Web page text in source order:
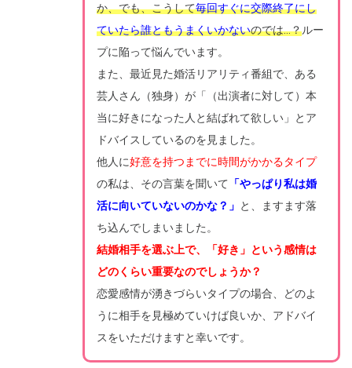
か、でも、こうして毎回すぐに交際終了にし
ていたら誰ともうまくいかないのでは…？ルー
プに陥って悩んでいます。
また、最近見た婚活リアリティ番組で、ある
芸人さん（独身）が「（出演者に対して）本
当に好きになった人と結ばれて欲しい」とア
ドバイスしているのを見ました。
他人に好意を持つまでに時間がかかるタイプ
の私は、その言葉を聞いて
「やっぱり私は婚
活に向いていないのかな？」 と、ますます落
ち込んでしまいました。
結婚相手を選ぶ上で、「好き」という感情は
どのくらい重要なのでしょうか？
恋愛感情が湧きづらいタイプの場合、どのよ
うに相手を見極めていけば良いか、アドバイ
スをいただけますと幸いです。